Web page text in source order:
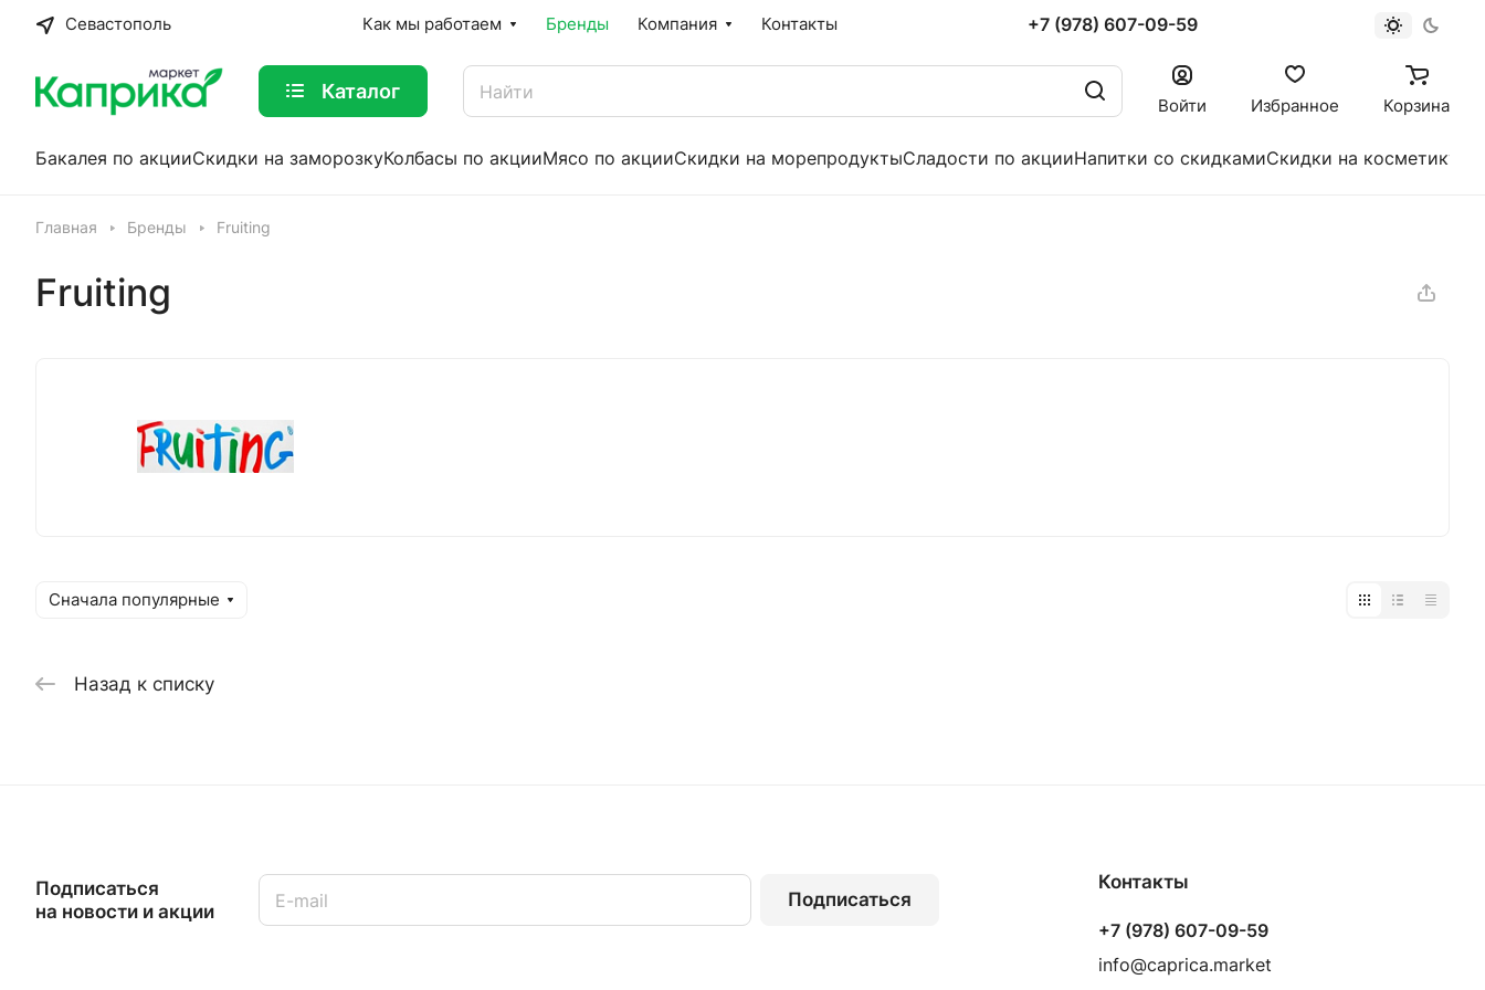
Севастополь Как мы работаем Бренды Компания Контакты +7 (978) 607-09-59
Каталог
Войти Избранное Корзина
Бакалея по акцииСкидки на заморозкуКолбасы по акцииМясо по акцииСкидки на морепродуктыСладости по акцииНапитки со скидкамиСкидки на косметику
Главная Бренды Fruiting
Fruiting
Сначала популярные
Назад к списку
Подписаться
на новости и акции
Подписаться
Контакты
+7 (978) 607-09-59
info@caprica.market